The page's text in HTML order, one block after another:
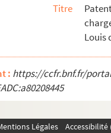
Titre
Louis
: https://ccfr.bnf.fr/
Légales